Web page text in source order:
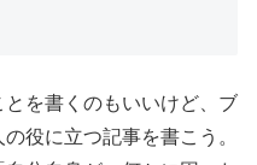
を書くのもいいけど、ブ
役に立つ記事を書こう。